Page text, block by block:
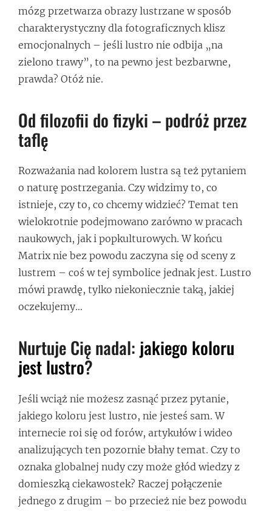
mózg przetwarza obrazy lustrzane w sposób
charakterystyczny dla fotograficznych klisz
emocjonalnych – jeśli lustro nie odbija „na
zielono trawy”, to na pewno jest bezbarwne,
prawda? Otóż nie.
Od filozofii do fizyki – podróż przez
taflę
Rozważania nad kolorem lustra są też pytaniem
o naturę postrzegania. Czy widzimy to, co
istnieje, czy to, co chcemy widzieć? Temat ten
wielokrotnie podejmowano zarówno w pracach
naukowych, jak i popkulturowych. W końcu
Matrix nie bez powodu zaczyna się od sceny z
lustrem – coś w tej symbolice jednak jest. Lustro
mówi prawdę, tylko niekoniecznie taką, jakiej
oczekujemy…
Nurtuje Cię nadal: jakiego koloru
jest lustro?
Jeśli wciąż nie możesz zasnąć przez pytanie,
jakiego koloru jest lustro, nie jesteś sam. W
internecie roi się od forów, artykułów i wideo
analizujących ten pozornie błahy temat. Czy to
oznaka globalnej nudy czy może głód wiedzy z
domieszką ciekawostek? Raczej połączenie
jednego z drugim – bo przecież nie bez powodu